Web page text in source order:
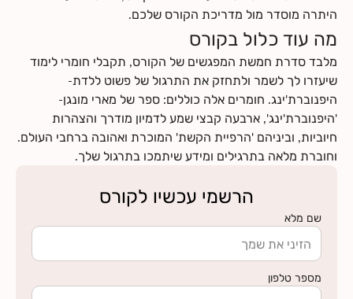
התינוק.ת שלכם ועם הצוות הרפואי.
לחצי כאןלקרוא עוד על תוכן הקורס
לחציכאןלמצוא מידע על החזרי ביטוח
היתרה מוסדר מול מדריכת הקורס שלכם.
מה עוד כלול בקורס
מלבד סדרת חמשת המפגשים של הקורס, תקבלי חומרי לימוד
שיעזרו לך לשמר ולתחזק את התרגול של פשוט ללדת-
היפנוברת'ינג. חומרים אלה כוללים: ספר של מארי מונגן-
'היפנוברת'ינג', ארבעה קבצי שמע לדמיון מודרך והצהרות
חיוביות, וביניהם 'הרפיית הקשת' המוכרת ואהובה ברחבי העולם.
וחוברת מלאה בתרגילים ומידע שיתמכו בתרגול שלך.
הרשמי עכשיו לקורס
שם מלא
מספר טלפון